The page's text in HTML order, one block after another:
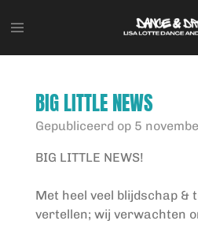
direct
naar
hoofdinhoud
BIG LITTLE NEWS
Gepubliceerd op 5
BIG LITTLE NEWS!
Met heel veel blijdschap &
vertellen; wij verwachten